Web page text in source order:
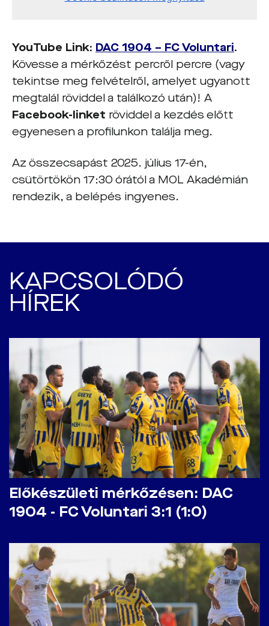
YouTube Link: DAC 1904 – FC Voluntari.
Kövesse a mérkőzést percről percre (vagy
tekintse meg felvételről, amelyet ugyanott
megtalál röviddel a találkozó után)! A
Facebook-linket röviddel a kezdés előtt
egyenesen a profilunkon találja meg.
Az összecsapást 2025. július 17-én,
csütörtökön 17:30 órától a MOL Akadémián
rendezik, a belépés ingyenes.
KAPCSOLÓDÓ
HÍREK
Előkészületi mérkőzésen: DAC
1904 - FC Voluntari 3:1 (1:0)